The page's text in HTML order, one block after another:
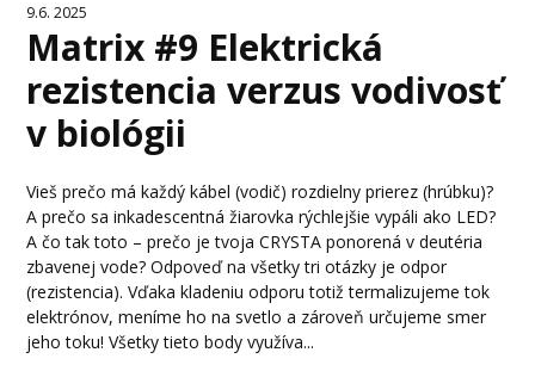
9.6. 2025
Matrix #9 Elektrická
rezistencia verzus vodivosť
v biológii
Vieš prečo má každý kábel (vodič) rozdielny prierez (hrúbku)?
A prečo sa inkadescentná žiarovka rýchlejšie vypáli ako LED?
A čo tak toto – prečo je tvoja CRYSTA ponorená v deutéria
zbavenej vode? Odpoveď na všetky tri otázky je odpor
(rezistencia). Vďaka kladeniu odporu totiž termalizujeme tok
elektrónov, meníme ho na svetlo a zároveň určujeme smer
jeho toku! Všetky tieto body využíva...